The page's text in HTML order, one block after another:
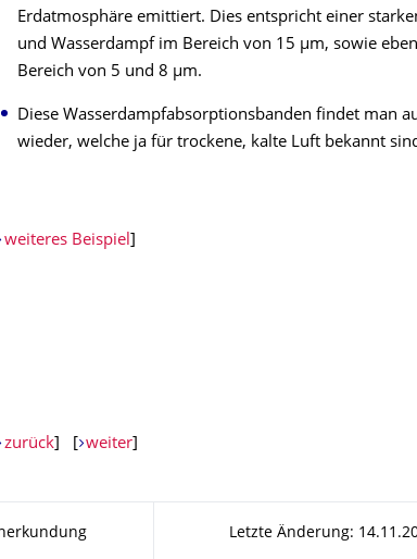
Erdatmosphäre emittiert. Dies entspricht einer
und Wasserdampf im Bereich von 15 μm, sowie
Bereich von 5 und 8 μm.
Diese Wasserdampfabsorptionsbanden findet man
wieder, welche ja für trockene, kalte Luft bekannt
weiteres Beispiel
zurück] [ weiter
Letzte Änderung: